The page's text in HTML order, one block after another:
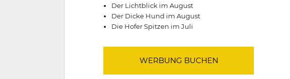
Der Lichtblick im August
Der Dicke Hund im August
Die Hofer Spitzen im Juli
WERBUNG BUCHEN